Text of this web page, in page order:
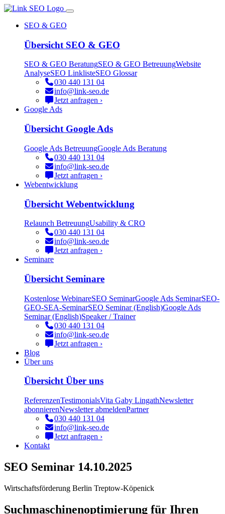
SEO & GEO
Übersicht SEO & GEO
SEO & GEO BeratungSEO & GEO BetreuungWebsite
AnalyseSEO LinklisteSEO Glossar
030 440 131 04
info@link-seo.de
Jetzt anfragen ›
Google Ads
Übersicht Google Ads
Google Ads BetreuungGoogle Ads Beratung
030 440 131 04
info@link-seo.de
Jetzt anfragen ›
Webentwicklung
Übersicht Webentwicklung
Relaunch BetreuungUsability & CRO
030 440 131 04
info@link-seo.de
Jetzt anfragen ›
Seminare
Übersicht Seminare
Kostenlose WebinareSEO SeminarGoogle Ads SeminarSEO-
GEO-SEA-SeminarSEO Seminar (English)Google Ads
Seminar (English)Speaker / Trainer
030 440 131 04
info@link-seo.de
Jetzt anfragen ›
Blog
Über uns
Übersicht Über uns
ReferenzenTestimonialsVita Gaby LingathNewsletter
abonnierenNewsletter abmeldenPartner
030 440 131 04
info@link-seo.de
Jetzt anfragen ›
Kontakt
SEO Seminar 14.10.2025
Wirtschaftsförderung Berlin Treptow-Köpenick
Suchmaschinenoptimierung für Ihren